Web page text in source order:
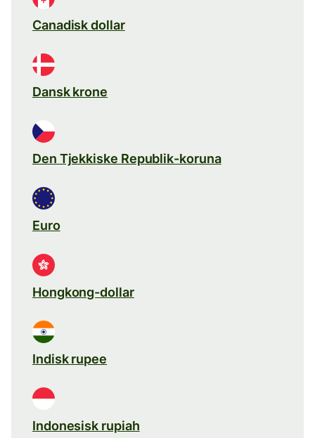
Canadisk dollar
Dansk krone
Den Tjekkiske Republik-koruna
Euro
Hongkong-dollar
Indisk rupee
Indonesisk rupiah